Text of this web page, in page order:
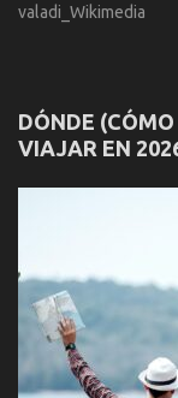
DÓNDE
VIAJAR EN